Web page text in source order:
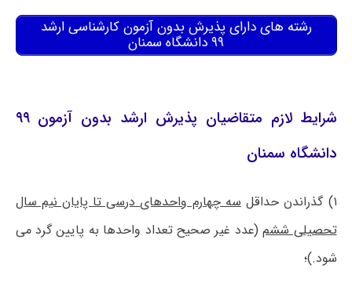
رشته های دارای پذیرش بدون آزمون کارشناسی ارشد
۹۹ دانشگاه سمنان
شرایط لازم متقاضیان پذیرش ارشد بدون آزمون ۹۹
دانشگاه سمنان
۱) گذراندن حداقل
سه چهارم واحدهای درسی تا پایان نیم سال
تحصیلی ششم(عدد غیر صحیح تعداد واحدها به پایین گرد می
شود.)؛